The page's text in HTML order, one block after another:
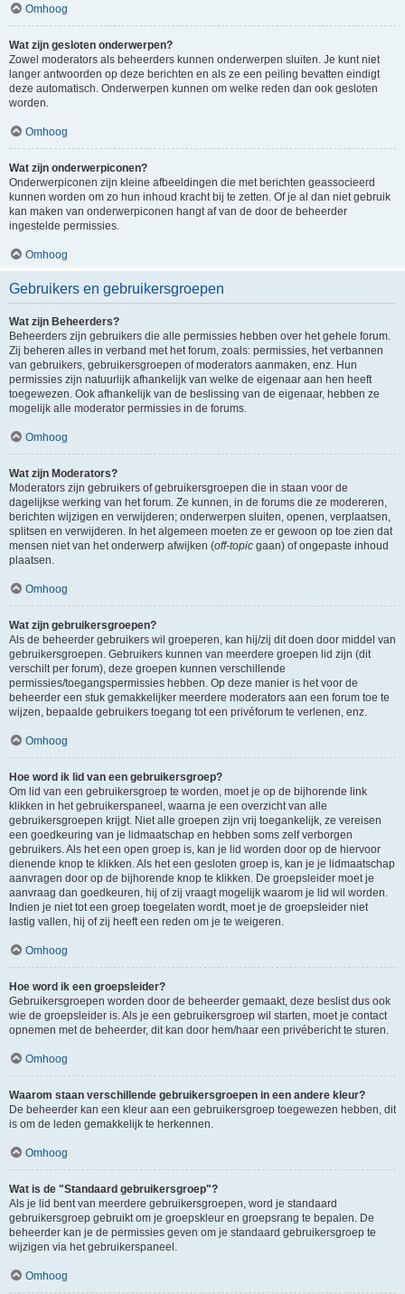
Omhoog
Wat zijn gesloten onderwerpen?
Zowel moderators als beheerders kunnen onderwerpen sluiten. Je kunt niet
langer antwoorden op deze berichten en als ze een peiling bevatten eindigt
deze automatisch. Onderwerpen kunnen om welke reden dan ook gesloten
worden.
Omhoog
Wat zijn onderwerpiconen?
Onderwerpiconen zijn kleine afbeeldingen die met berichten geassocieerd
kunnen worden om zo hun inhoud kracht bij te zetten. Of je al dan niet gebruik
kan maken van onderwerpiconen hangt af van de door de beheerder
ingestelde permissies.
Omhoog
Gebruikers en gebruikersgroepen
Wat zijn Beheerders?
Beheerders zijn gebruikers die alle permissies hebben over het gehele forum.
Zij beheren alles in verband met het forum, zoals: permissies, het verbannen
van gebruikers, gebruikersgroepen of moderators aanmaken, enz. Hun
permissies zijn natuurlijk afhankelijk van welke de eigenaar aan hen heeft
toegewezen. Ook afhankelijk van de beslissing van de eigenaar, hebben ze
mogelijk alle moderator permissies in de forums.
Omhoog
Wat zijn Moderators?
Moderators zijn gebruikers of gebruikersgroepen die in staan voor de
dagelijkse werking van het forum. Ze kunnen, in de forums die ze modereren,
berichten wijzigen en verwijderen; onderwerpen sluiten, openen, verplaatsen,
splitsen en verwijderen. In het algemeen moeten ze er gewoon op toe zien dat
mensen niet van het onderwerp afwijken (off-topic gaan) of ongepaste inhoud
plaatsen.
Omhoog
Wat zijn gebruikersgroepen?
Als de beheerder gebruikers wil groeperen, kan hij/zij dit doen door middel van
gebruikersgroepen. Gebruikers kunnen van meerdere groepen lid zijn (dit
verschilt per forum), deze groepen kunnen verschillende
permissies/toegangspermissies hebben. Op deze manier is het voor de
beheerder een stuk gemakkelijker meerdere moderators aan een forum toe te
wijzen, bepaalde gebruikers toegang tot een privéforum te verlenen, enz.
Omhoog
Hoe word ik lid van een gebruikersgroep?
Om lid van een gebruikersgroep te worden, moet je op de bijhorende link
klikken in het gebruikerspaneel, waarna je een overzicht van alle
gebruikersgroepen krijgt. Niet alle groepen zijn vrij toegankelijk, ze vereisen
een goedkeuring van je lidmaatschap en hebben soms zelf verborgen
gebruikers. Als het een open groep is, kan je lid worden door op de hiervoor
dienende knop te klikken. Als het een gesloten groep is, kan je je lidmaatschap
aanvragen door op de bijhorende knop te klikken. De groepsleider moet je
aanvraag dan goedkeuren, hij of zij vraagt mogelijk waarom je lid wil worden.
Indien je niet tot een groep toegelaten wordt, moet je de groepsleider niet
lastig vallen, hij of zij heeft een reden om je te weigeren.
Omhoog
Hoe word ik een groepsleider?
Gebruikersgroepen worden door de beheerder gemaakt, deze beslist dus ook
wie de groepsleider is. Als je een gebruikersgroep wil starten, moet je contact
opnemen met de beheerder, dit kan door hem/haar een privébericht te sturen.
Omhoog
Waarom staan verschillende gebruikersgroepen in een andere kleur?
De beheerder kan een kleur aan een gebruikersgroep toegewezen hebben, dit
is om de leden gemakkelijk te herkennen.
Omhoog
Wat is de "Standaard gebruikersgroep"?
Als je lid bent van meerdere gebruikersgroepen, word je standaard
gebruikersgroep gebruikt om je groepskleur en groepsrang te bepalen. De
beheerder kan je de permissies geven om je standaard gebruikersgroep te
wijzigen via het gebruikerspaneel.
Omhoog